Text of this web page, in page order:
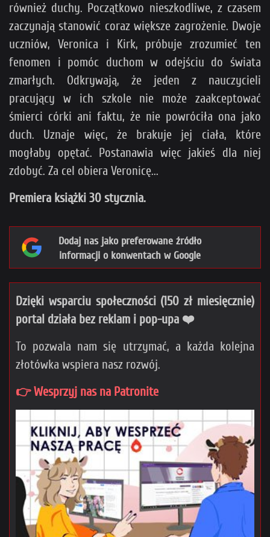
również duchy. Początkowo nieszkodliwe, z czasem
zaczynają stanowić coraz większe zagrożenie. Dwoje
uczniów, Veronica i Kirk, próbuje zrozumieć ten
fenomen i pomóc duchom w odejściu do świata
zmarłych. Odkrywają, że jeden z nauczycieli
pracujący w ich szkole nie może zaakceptować
śmierci córki ani faktu, że nie powróciła ona jako
duch. Uznaje więc, że brakuje jej ciała, które
mogłaby opętać. Postanawia więc jakieś dla niej
zdobyć. Za cel obiera Veronicę...
Premiera książki 30 stycznia.
Dodaj nas jako preferowane źródło
informacji o konwentach w Google
Dzięki wsparciu społeczności (150 zł miesięcznie)
portal działa bez reklam i pop-upa ❤️
To pozwala nam się utrzymać, a każda kolejna
złotówka wspiera nasz rozwój.
👉 Wesprzyj nas na Patronite